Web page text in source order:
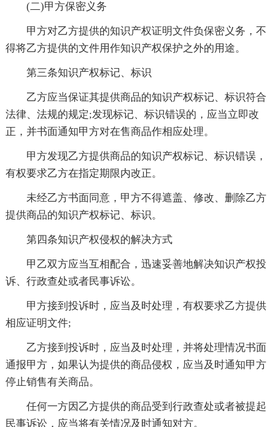
(二)甲方保密义务
甲方对乙方提供的知识产权证明文件负保密义务，不
得将乙方提供的文件用作知识产权保护之外的用途。
第三条知识产权标记、标识
乙方应当保证其提供商品的知识产权标记、标识符合
法律、法规的规定;发现标记、标识错误的，应当立即改
正，并书面通知甲方对在售商品作相应处理。
甲方发现乙方提供商品的知识产权标记、标识错误，
有权要求乙方在指定期限内改正。
未经乙方书面同意，甲方不得遮盖、修改、删除乙方
提供商品的知识产权标记、标识。
第四条知识产权侵权的解决方式
甲乙双方应当互相配合，迅速妥善地解决知识产权投
诉、行政查处或者民事诉讼。
甲方接到投诉时，应当及时处理，有权要求乙方提供
相应证明文件;
乙方接到投诉时，应当及时处理，并将处理情况书面
通报甲方，如果认为提供的商品侵权，应当及时通知甲方
停止销售有关商品。
任何一方因乙方提供的商品受到行政查处或者被提起
民事诉讼，应当将有关情况及时通知对方。